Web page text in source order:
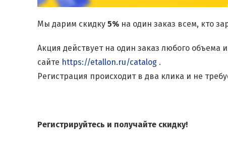
Мы дарим скидку 5%на один заказ всем, кто
Акция действует на один заказ любого
сайте https://etallon.ru/catalog.
Регистрация происходит в два клика и не
Регистрируйтесь и получайте скидку!